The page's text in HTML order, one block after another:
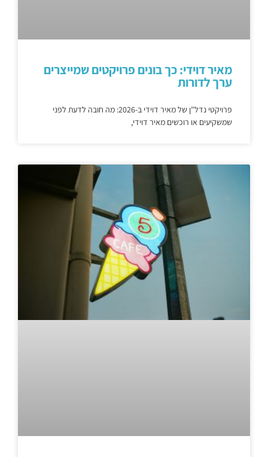
מאיר דוידי: כך בונים פרויקטים שמייצרים
ערך לדורות
פרויקטי נדל"ן של מאיר דוידי ב-2026: מה חובה לדעת לפני
שמשקיעים או רוכשים מאיר דוידי,